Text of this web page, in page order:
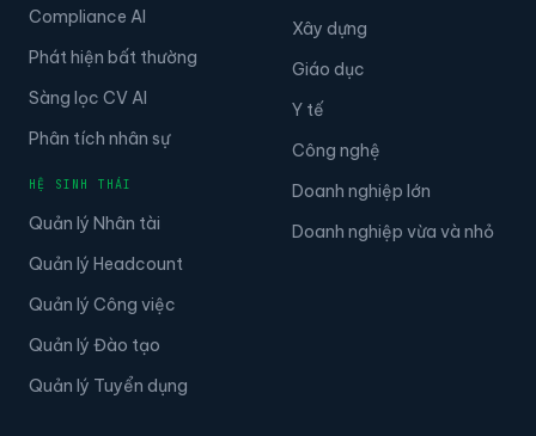
Compliance AI
Phát hiện bất thường
Sàng lọc CV AI
Phân tích nhân sự
HỆ SINH THÁI
Quản lý Nhân tài
Quản lý Headcount
Quản lý Công việc
Quản lý Đào tạo
Quản lý Tuyển dụng
Xây dựng
Giáo dục
Y tế
Công nghệ
Doanh nghiệp lớn
Doanh nghiệp vừa và nhỏ